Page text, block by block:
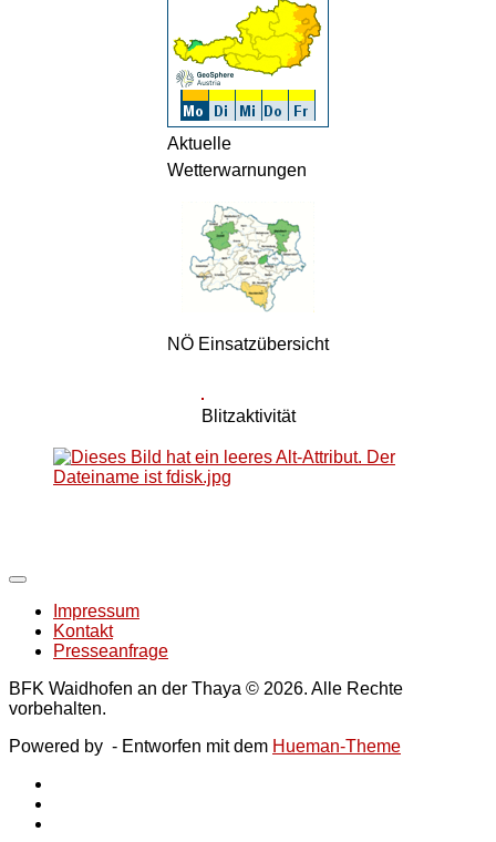
Aktuelle
Wetterwarnungen
NÖ Einsatzübersicht
Blitzaktivität
Impressum
Kontakt
Presseanfrage
BFK Waidhofen an der Thaya © 2026. Alle Rechte
vorbehalten.
Powered by - Entworfen mit dem Hueman-Theme